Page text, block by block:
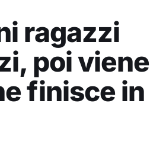
ragazzi
poi viene
finisce in